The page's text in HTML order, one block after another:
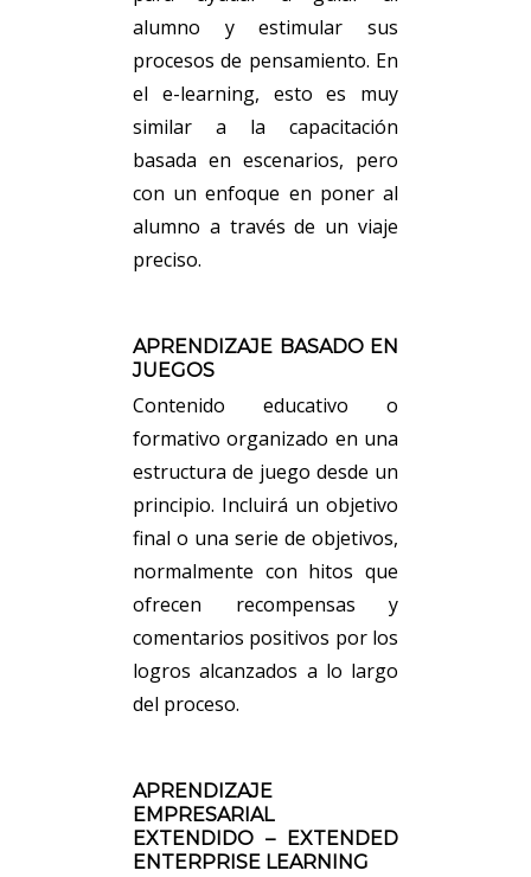
alumno y estimular sus
procesos de pensamiento. En
el e-learning, esto es muy
similar a la capacitación
basada en escenarios, pero
con un enfoque en poner al
alumno a través de un viaje
preciso.
APRENDIZAJE BASADO EN
JUEGOS
Contenido educativo o
formativo organizado en una
estructura de juego desde un
principio. Incluirá un objetivo
final o una serie de objetivos,
normalmente con hitos que
ofrecen recompensas y
comentarios positivos por los
logros alcanzados a lo largo
del proceso.
APRENDIZAJE
EMPRESARIAL
EXTENDIDO – EXTENDED
ENTERPRISE LEARNING